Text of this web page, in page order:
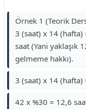
Örnek 1 (Teorik
3 (saat) x 14
saat (Yani yaklaşık
gelmeme hakkı).
3 (saat) x 14
42 x %30 = 12,6